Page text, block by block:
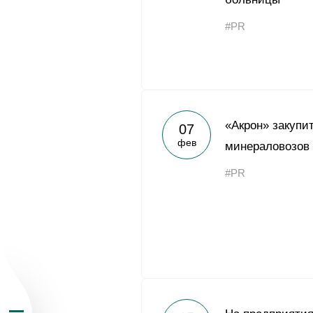
О Группе «Акрон»
География
#PR
07
фев
«Акрон»
минераловозов
#PR